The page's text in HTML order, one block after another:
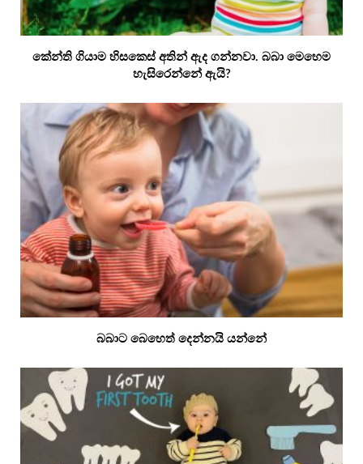
කේන්ති ගියාම හිසකෙස් අතින් ඇද ගන්නවා. බබා මෙහෙම
හැසිරෙන්නේ ඇයි?
බබාට බෙහෙත් දෙන්නයි යන්නේ